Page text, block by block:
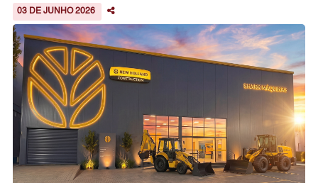
03 DE JUNHO 2026